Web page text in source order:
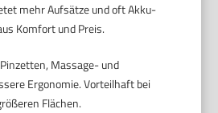
mehr Aufsätze und oft Akku-
Komfort und Preis.
Massage- und
Ergonomie. Vorteilhaft bei
Flächen.